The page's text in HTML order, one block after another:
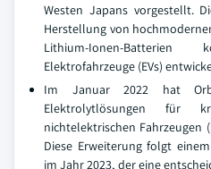
Westen Japans vorgestellt.
Herstellung von
Lithium-Ionen-
Elektrofahrzeuge (EVs)
Im Januar 2022 hat
Elektrolytlösungen für
nichtelektrischen Fahrzeugen
Diese Erweiterung folgt
im Jahr 2023, der eine